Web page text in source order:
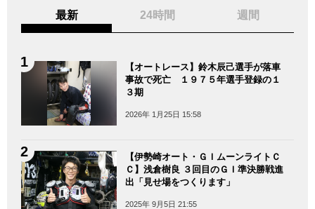
最新 24時間 週間
【オートレース】鈴木辰己選手が落車
事故で死亡 １９７５年選手登録の１
３期
2026年 1月25日 15:58
【伊勢崎オート・ＧＩムーンライトＣ
Ｃ】浅倉樹良 ３回目のＧＩ準決勝戦進
出「見せ場をつくります」
2025年 9月5日 21:55